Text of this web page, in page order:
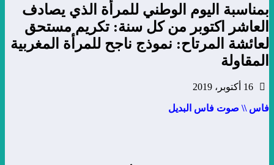
بمناسبة اليوم الوطني للمرأة الذي يصادف
العاشر اكتوبر من كل سنة: تكريم مستحق
لعائشة المرتاح: نموذج ناجح للمرأة المغربية
المقاولة
16 أكتوبر، 2019
فاس \\ صوت فاس البديل